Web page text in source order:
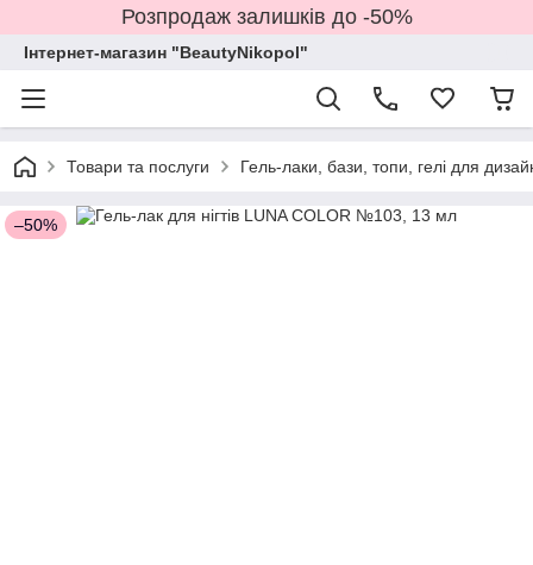
Розпродаж залишків до -50%
Інтернет-магазин "BeautyNikopol"
Товари та послуги Гель-лаки, бази, топи, гелі для
–50%